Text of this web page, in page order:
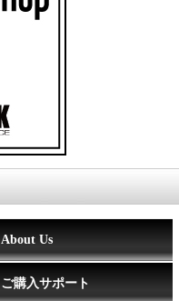
About Us
ご購入サポート